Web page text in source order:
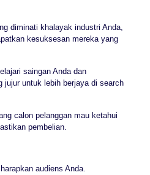
diminati khalayak industri Anda,
kesuksesan mereka yang
saingan Anda dan
jujur untuk lebih berjaya di search
calon pelanggan mau ketahui
pembelian.
audiens Anda.